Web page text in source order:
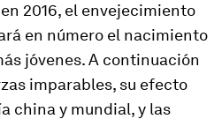
2016, el envejecimiento
en número el nacimiento
jóvenes. A continuación
imparables, su efecto
china y mundial, y las